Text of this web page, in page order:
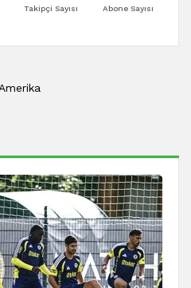
Takipçi Sayısı Abone Sayısı